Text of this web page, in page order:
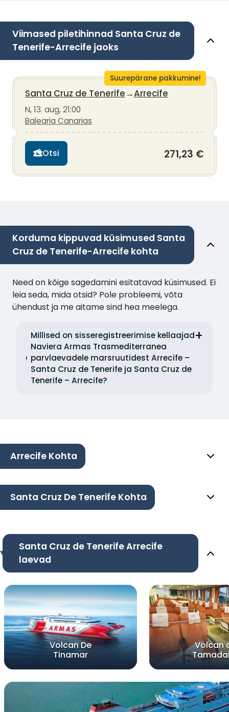
Viimased piletihinnad Santa Cruz de
Tenerife-Arrecife jaoks
Suurepärane pakkumine!
Santa Cruz de Tenerife→Arrecife
N, 13. aug, 21:00
Balearia Canarias
Otsi 271,23 €
Korduma kippuvad küsimused Santa
Cruz de Tenerife-Arrecife kohta
Need on kõige sagedamini esitatavad küsimused. Ei
leia seda, mida otsid? Pole probleemi, võta
ühendust ja me aitame sind hea meelega.
Millised on sisseregistreerimise kellaajad
Naviera Armas Trasmediterranea
parvlaevadele marsruutidest Arrecife –
Santa Cruz de Tenerife ja Santa Cruz de
Tenerife – Arrecife?
Arrecife Kohta
Santa Cruz De Tenerife Kohta
Santa Cruz de Tenerife Arrecife
laevad
Volcan De
Tinamar
Volcan